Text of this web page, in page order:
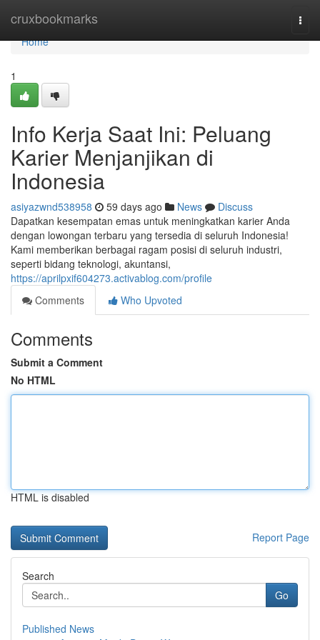
cruxbookmarks
Home
Home
1
Info Kerja Saat Ini: Peluang
Karier Menjanjikan di
Indonesia
asiyazwnd538958 59 days ago News
Discuss
Dapatkan kesempatan emas untuk meningkatkan karier Anda
dengan lowongan terbaru yang tersedia di seluruh Indonesia!
Kami memberikan berbagai ragam posisi di seluruh industri,
seperti bidang teknologi, akuntansi,
https://aprilpxif604273.activablog.com/profile
Comments
Who Upvoted
Comments
Submit a Comment
No HTML
HTML is disabled
Report Page
Search
Go
Published News